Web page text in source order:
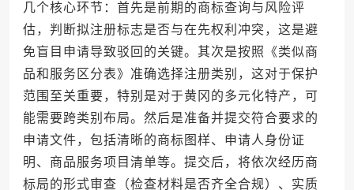
几个核心环节：首先是前期的商标查询与风险评
估，判断拟注册标志是否与在先权利冲突，这是避
免盲目申请导致驳回的关键。其次是按照《类似商
品和服务区分表》准确选择注册类别，这对于保护
范围至关重要，特别是对于黄冈的多元化特产，可
能需要跨类别布局。然后是准备并提交符合要求的
申请文件，包括清晰的商标图样、申请人身份证
明、商品服务项目清单等。提交后，将依次经历商
标局的形式审查（检查材料是否齐全合规）、实质